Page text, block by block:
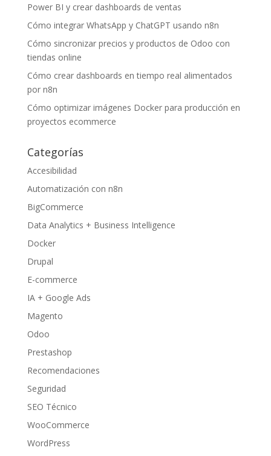
Power BI y crear dashboards de ventas
Cómo integrar WhatsApp y ChatGPT usando n8n
Cómo sincronizar precios y productos de Odoo con
tiendas online
Cómo crear dashboards en tiempo real alimentados
por n8n
Cómo optimizar imágenes Docker para producción en
proyectos ecommerce
Categorías
Accesibilidad
Automatización con n8n
BigCommerce
Data Analytics + Business Intelligence
Docker
Drupal
E-commerce
IA + Google Ads
Magento
Odoo
Prestashop
Recomendaciones
Seguridad
SEO Técnico
WooCommerce
WordPress